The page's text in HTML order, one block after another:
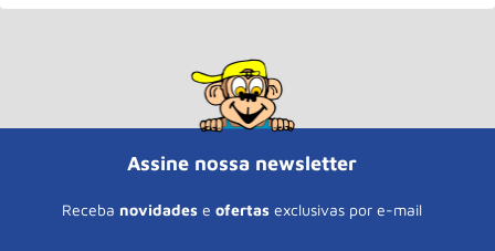
Assine nossa newsletter
Receba novidades e ofertas exclusivas por e-mail